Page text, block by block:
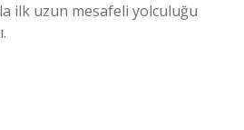
ilk uzun mesafeli yolculuğu